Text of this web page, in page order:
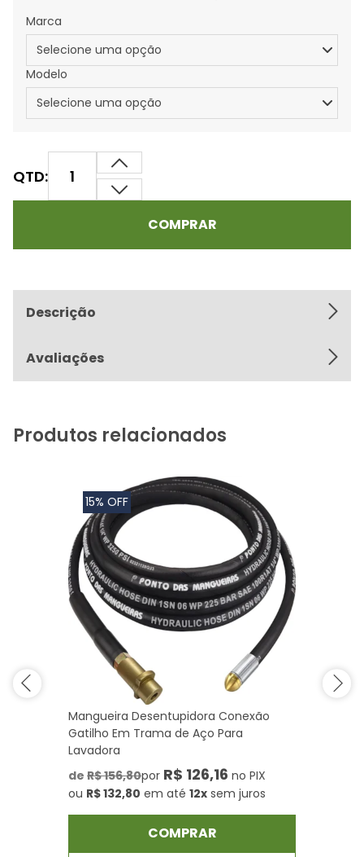
QTD:
COMPRAR
Marca
Modelo
Descrição
Avaliações
Produtos relacionados
15% OFF
Mangueira Desentupidora Conexão
Gatilho Em Trama de Aço Para
Lavadora
de R$ 156,80por R$ 126,16 no PIX
ou R$ 132,80 em até 12x sem juros
COMPRAR